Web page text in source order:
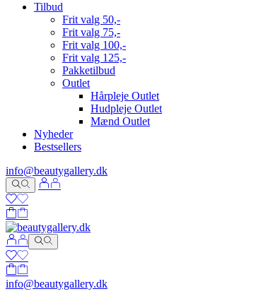
Tilbud
Frit valg 50,-
Frit valg 75,-
Frit valg 100,-
Frit valg 125,-
Pakketilbud
Outlet
Hårpleje Outlet
Hudpleje Outlet
Mænd Outlet
Nyheder
Bestsellers
info@beautygallery.dk
info@beautygallery.dk